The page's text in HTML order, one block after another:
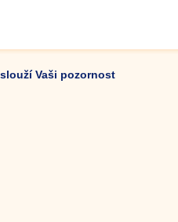
Vaši pozornost